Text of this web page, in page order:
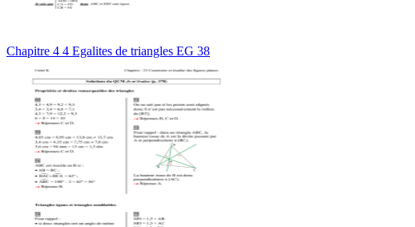
Chapitre 4 4 Egalites de triangles EG 38